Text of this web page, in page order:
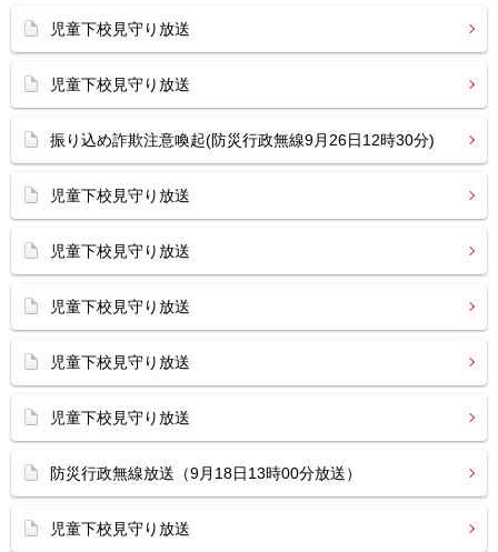
児童下校見守り放送
児童下校見守り放送
振り込め詐欺注意喚起(防災行政無線9月26日12時30分)
児童下校見守り放送
児童下校見守り放送
児童下校見守り放送
児童下校見守り放送
児童下校見守り放送
防災行政無線放送（9月18日13時00分放送）
児童下校見守り放送